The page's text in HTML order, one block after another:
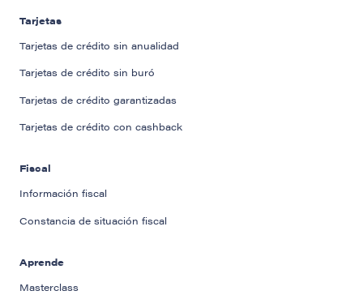
Tarjetas
Tarjetas de crédito sin anualidad
Tarjetas de crédito sin buró
Tarjetas de crédito garantizadas
Tarjetas de crédito con cashback
Fiscal
Información fiscal
Constancia de situación fiscal
Aprende
Masterclass